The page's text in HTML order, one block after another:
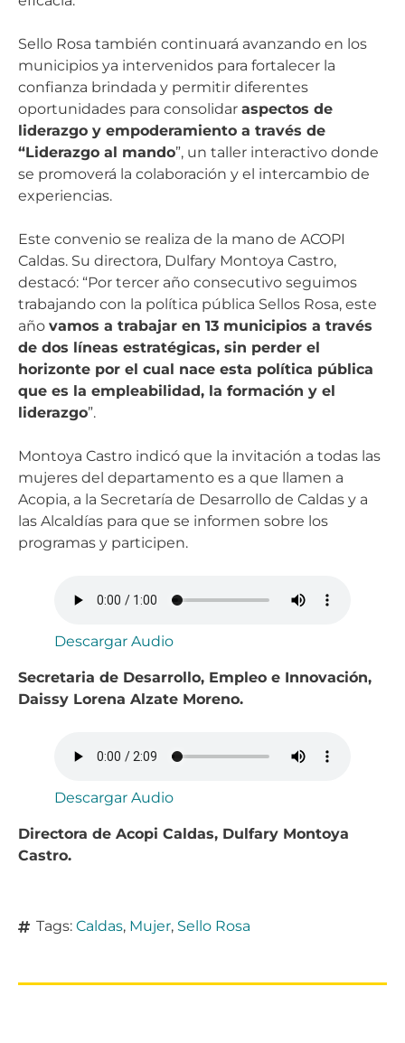
Sello Rosa también continuará avanzando en los
municipios ya intervenidos para fortalecer la
confianza brindada y permitir diferentes
oportunidades para consolidar aspectos de
liderazgo y empoderamiento a través de
“Liderazgo al mando”, un taller interactivo donde
se promoverá la colaboración y el intercambio de
experiencias.
Este convenio se realiza de la mano de ACOPI
Caldas. Su directora, Dulfary Montoya Castro,
destacó: “Por tercer año consecutivo seguimos
trabajando con la política pública Sellos Rosa, este
año vamos a trabajar en 13 municipios a través
de dos líneas estratégicas, sin perder el
horizonte por el cual nace esta política pública
que es la empleabilidad, la formación y el
liderazgo”.
Montoya Castro indicó que la invitación a todas las
mujeres del departamento es a que llamen a
Acopia, a la Secretaría de Desarrollo de Caldas y a
las Alcaldías para que se informen sobre los
programas y participen.
Descargar Audio
Secretaria de Desarrollo, Empleo e Innovación,
Daissy Lorena Alzate Moreno.
Descargar Audio
Directora de Acopi Caldas, Dulfary Montoya
Castro.
Tags: Caldas, Mujer, Sello Rosa